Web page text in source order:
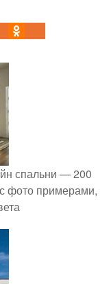
спальни — 200
фото примерами,